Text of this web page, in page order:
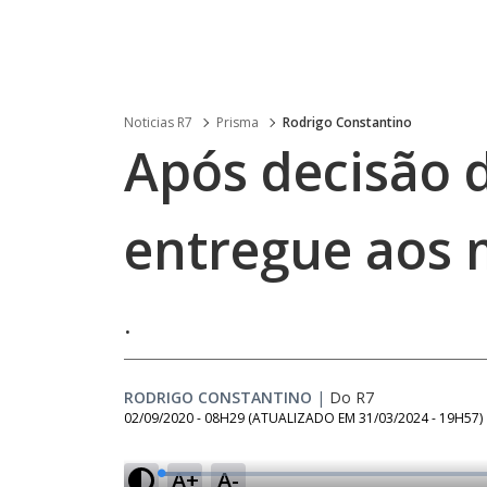
Noticias R7 Prisma Rodrigo Constantino
Após decisão
entregue aos
.
RODRIGO CONSTANTINO | Do R7
02/09/2020 - 08H29 (ATUALIZADO EM 31/03/2024 - 19H57)
A+ A-
L